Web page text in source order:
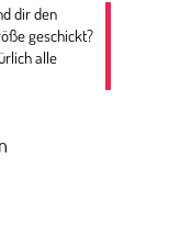
dir den
geschickt?
alle